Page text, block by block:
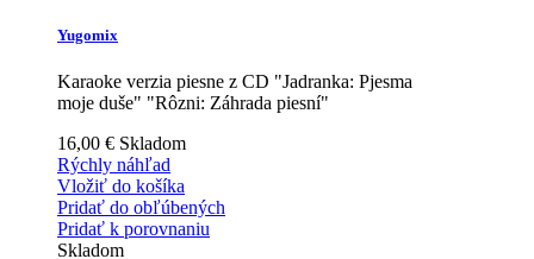
Yugomix
Karaoke verzia piesne z CD "Jadranka: Pjesma
moje duše" "Rôzni: Záhrada piesní"
16,00 € Skladom
Rýchly náhľad
Vložiť do košíka
Pridať do obľúbených
Pridať k porovnaniu
Skladom